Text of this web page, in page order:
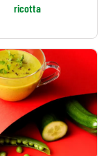
ricotta